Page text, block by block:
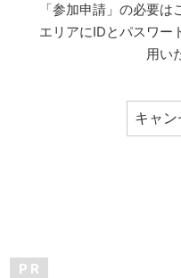
「参加申請」の必要
エリアにIDとパスワー
用い
P R